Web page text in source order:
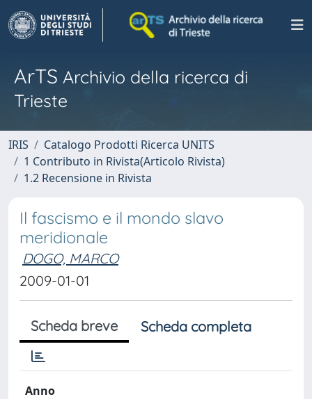
ArTS Archivio della ricerca di
Trieste
IRIS
Catalogo Prodotti Ricerca UNITS
1 Contributo in Rivista(Articolo Rivista)
1.2 Recensione in Rivista
Il fascismo e il mondo slavo
meridionale
DOGO, MARCO
2009-01-01
Scheda breve Scheda completa
Anno